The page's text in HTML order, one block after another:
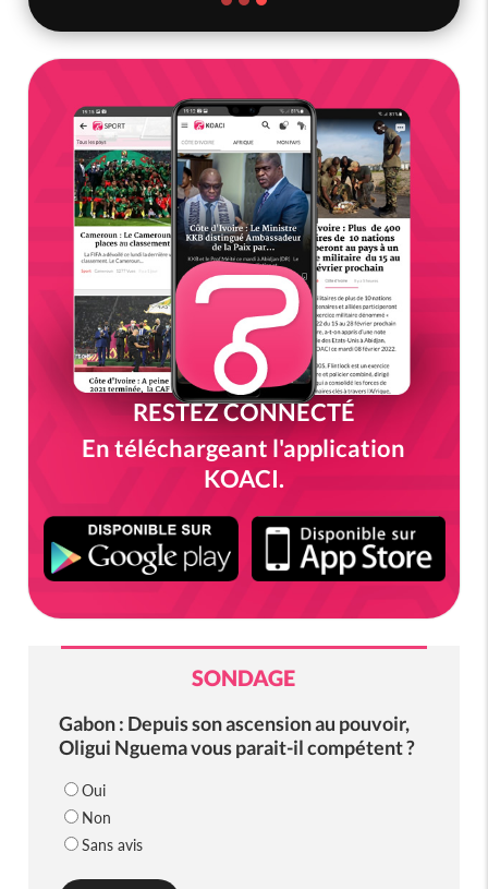
RESTEZ CONNECTÉ
En téléchargeant l'application
KOACI.
SONDAGE
Gabon : Depuis son ascension au pouvoir,
Oligui Nguema vous parait-il compétent ?
Oui
Non
Sans avis